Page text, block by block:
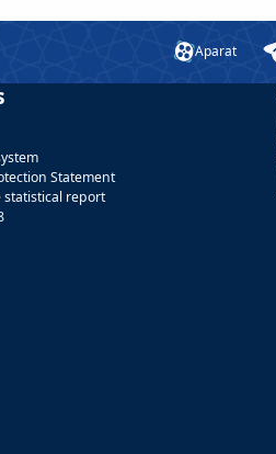
Aparat
Statement
statistical report